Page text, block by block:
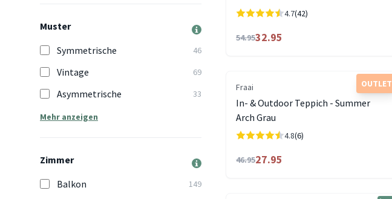
Muster
Symmetrische
46
Vintage 69
Asymmetrische 33
Mehr anzeigen
Zimmer
Balkon
149
4.7(42)
54.9532.95
OUTLET
Fraai
In- & Outdoor Teppich - Summer
Arch Grau
4.8(6)
46.9527.95